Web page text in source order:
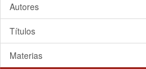
Autores
Títulos
Materias